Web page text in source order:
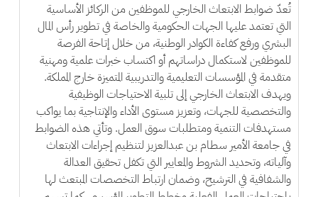
تُعدّ ضوابط الابتعاث الخارجي للموظفين من الركائز الأساسية
التي تعتمد عليها الجهات الحكومية والخاصة في تطوير رأس المال
البشري ورفع كفاءة الكوادر الوطنية، من خلال إتاحة الفرصة
للموظفين لاستكمال دراساتهم أو اكتساب خبرات علمية ومهنية
متقدمة في المؤسسات التعليمية والتدريبية المتميزة خارج المملكة.
ويهدف الابتعاث الخارجي إلى تلبية الاحتياجات الوظيفية
والتخصصية للجهات، وتعزيز مستوى الأداء والإنتاجية بما يواكب
مستهدفات التنمية ومتطلبات سوق العمل. وتأتي هذه الضوابط
في جامعة الأمير سطام بن عبدالعزيز لتنظيم إجراءات الابتعاث
وآلياته، وتحديد الشروط والمعايير التي تكفل تحقيق العدالة
والشفافية في الترشيح، وضمان ارتباط التخصصات المبتعث لها